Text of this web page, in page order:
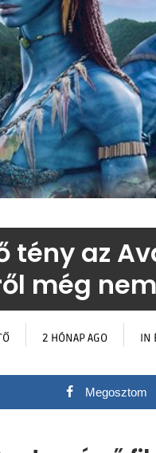
tény az
még
2 HÓNAP AGO IN
Megosztom